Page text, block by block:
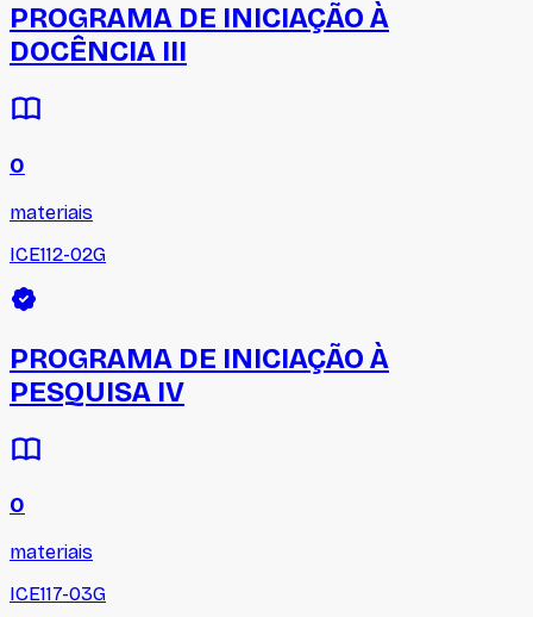
PROGRAMA DE INICIAÇÃO À
DOCÊNCIA III
0
materiais
ICE112-02G
PROGRAMA DE INICIAÇÃO À
PESQUISA IV
0
materiais
ICE117-03G